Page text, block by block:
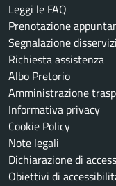
Leggi le FAQ
Prenotazione
Segnalazione
Richiesta assistenza
Albo Pretorio
Amministrazione
Informativa privacy
Cookie Policy
Note legali
Dichiarazione di
Obiettivi di